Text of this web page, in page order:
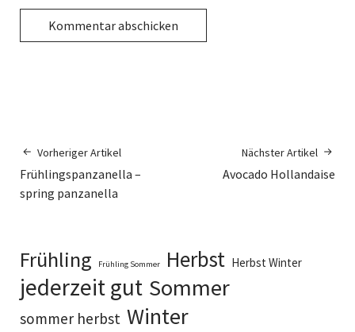
Vorheriger Artikel
Frühlingspanzanella –
spring panzanella
Nächster Artikel
Avocado Hollandaise
Frühling Frühling Sommer Herbst Herbst Winter
jederzeit gut Sommer
sommer herbst Winter